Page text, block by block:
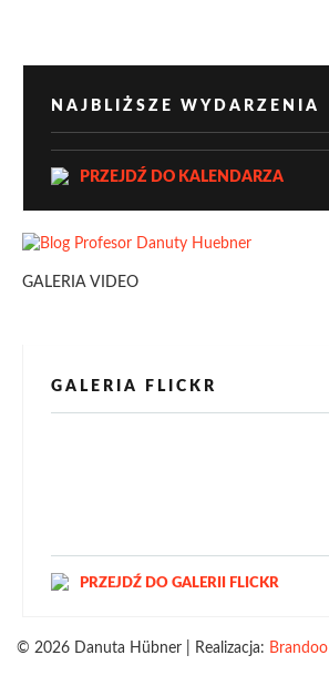
NAJBLIŻSZE WYDARZENIA
PRZEJDŹ DO KALENDARZA
GALERIA VIDEO
GALERIA FLICKR
PRZEJDŹ DO GALERII FLICKR
© 2026 Danuta Hübner | Realizacja: Brandoo